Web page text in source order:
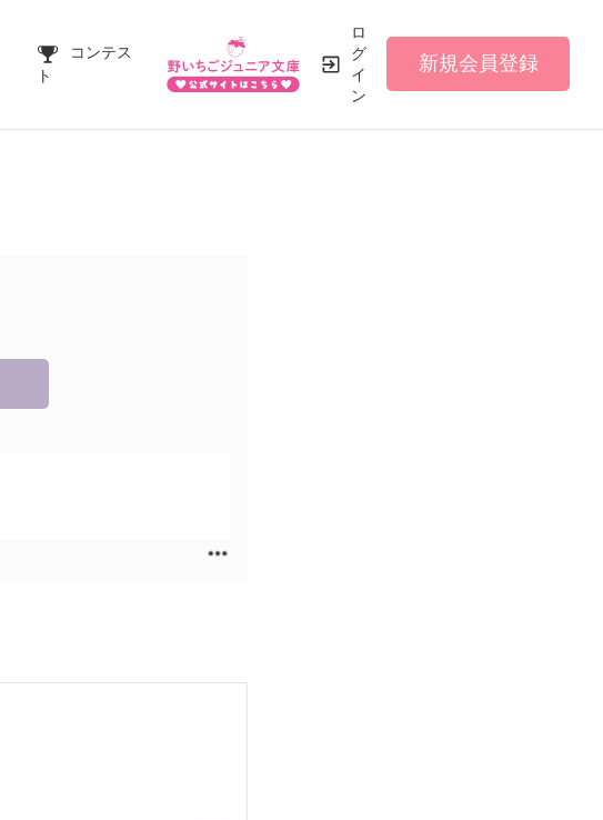
コンテス
ト
ロ
グ
イ
ン
新規会員登録